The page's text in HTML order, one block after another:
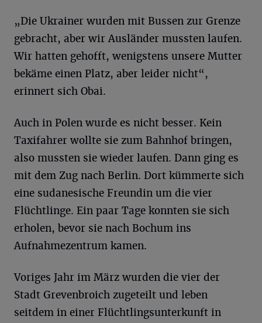
„Die Ukrainer wurden mit Bussen zur Grenze
gebracht, aber wir Ausländer mussten laufen.
Wir hatten gehofft, wenigstens unsere Mutter
bekäme einen Platz, aber leider nicht“,
erinnert sich Obai.
Auch in Polen wurde es nicht besser. Kein
Taxifahrer wollte sie zum Bahnhof bringen,
also mussten sie wieder laufen. Dann ging es
mit dem Zug nach Berlin. Dort kümmerte sich
eine sudanesische Freundin um die vier
Flüchtlinge. Ein paar Tage konnten sie sich
erholen, bevor sie nach Bochum ins
Aufnahmezentrum kamen.
Voriges Jahr im März wurden die vier der
Stadt Grevenbroich zugeteilt und leben
seitdem in einer Flüchtlingsunterkunft in